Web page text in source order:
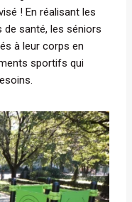
! En réalisant les
santé, les séniors
à leur corps en
sportifs qui